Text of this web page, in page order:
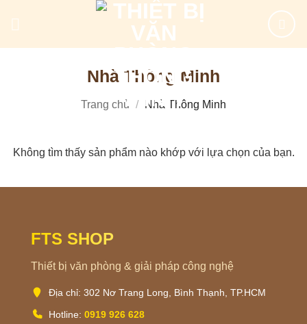
Nhà Thông Minh
Trang chủ / Nhà Thông Minh
Không tìm thấy sản phẩm nào khớp với lựa chọn của bạn.
FTS SHOP
Thiết bị văn phòng & giải pháp công nghệ
Địa chỉ: 302 Nơ Trang Long, Bình Thạnh, TP.HCM
Hotline: 0919 926 628